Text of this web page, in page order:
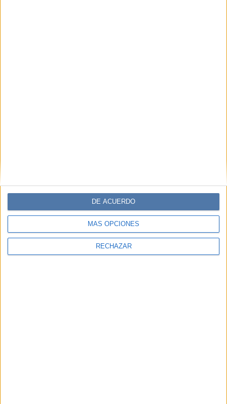
MÁS OPCIONES
RECHAZAR
DE ACUERDO